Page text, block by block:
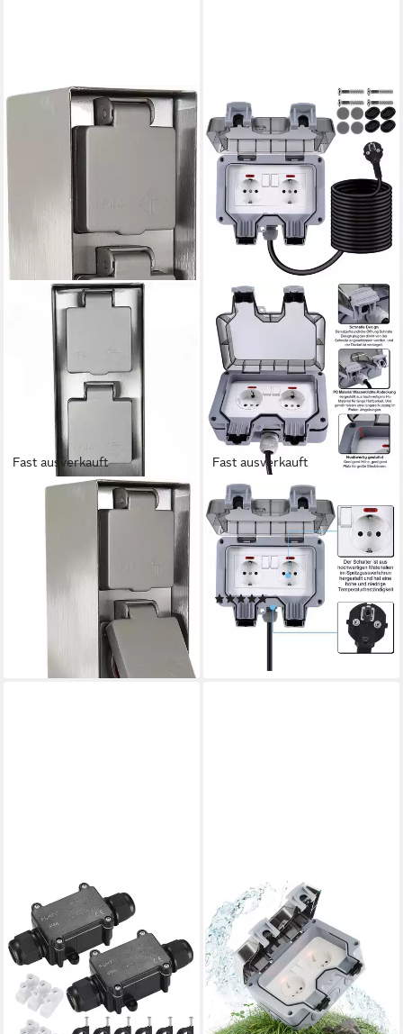
Fast ausverkauft
Gartensteckdose ORIO, 2
39,90 €
lieferbar - in 2-3 Werktagen bei dir
Fast ausverkauft
MUPOO
Gartensteckdose
Außensteckdose Steckdose
Garten IP66 Wasserdicht Mit
3/6/10M Kabel
(5)
65,99 € UVP109,99 €
lieferbar - in 3-4 Werktagen bei dir